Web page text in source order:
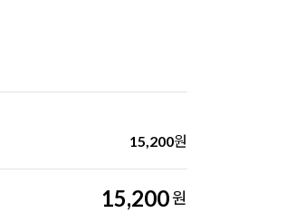
15,200원
15,200원